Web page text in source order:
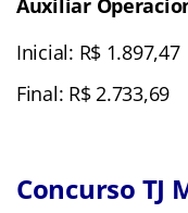
Auxiliar
Inicial: R$ 1.897,47
Final: R$ 2.733,69
Concurso TJ